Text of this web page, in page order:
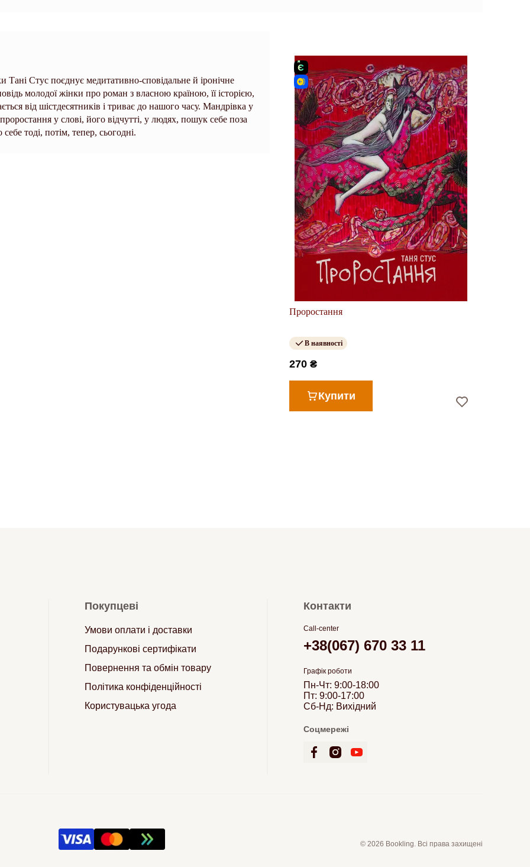
Тані Стус поєднує медитативно-сповідальне й іронічне
молодої жінки про роман з власною країною, її історією,
від шістдесятників і триває до нашого часу. Мандрівка у
у слові, його відчутті, у людях, пошук себе поза
тоді, потім, тепер, сьогодні.
Проростання
В наявності
270 ₴
Купити
Покупцеві
Умови оплати і доставки
Подарункові сертифікати
Повернення та обмін товару
Політика конфіденційності
Користувацька угода
Контакти
Call-center
+38(067) 670 33 11
Графік роботи
Пн-Чт: 9:00-18:00
Пт: 9:00-17:00
Сб-Нд: Вихідний
Соцмережі
© 2026 Bookling. Всі права захищені